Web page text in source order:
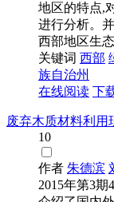
地区的特点,
进行分析。
西部地区生
关键词 西部
族自治州
在线阅读 下
废弃木质材料利用
10
作者 朱德滨
2015年第3期